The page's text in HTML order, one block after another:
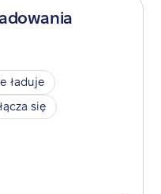
ładuje
się